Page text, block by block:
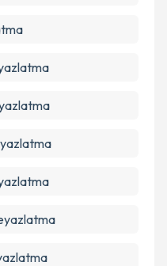
Gönder